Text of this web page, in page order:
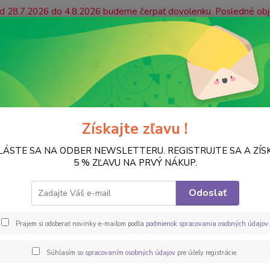
28.7.2026 do 4.8.2026 budeme čerpať dovolenku. Posledné
prosíme, aby ste platby uhradili včas, prípadne zvážili
počas našej dovolenky radi prijmeme a začneme ich
Hľadať
Dekoračný smalt / dekor enamel Dekoračný smalt, slonová
smalt, slonová kosť, 230
farba
Získajte zľavu !
SA NA ODBER NEWSLETTERU. REGISTRUJTE SA A
5 % ZĽAVU NA PRVÝ NÁKUP.
Odoslať
Prajem si odoberať novinky e-mailom podľa podmienok spracovania osobných údajov.
Súhlasím so spracovaním osobných údajov pre účely registrácie.